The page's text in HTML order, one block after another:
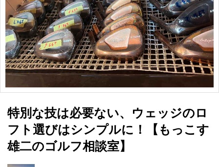
特別な技は必要ない、ウェッジのロ
フト選びはシンプルに！【もっこす
雄二のゴルフ相談室】